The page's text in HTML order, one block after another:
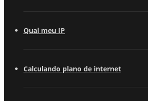
Qual meu IP
Calculando plano de internet